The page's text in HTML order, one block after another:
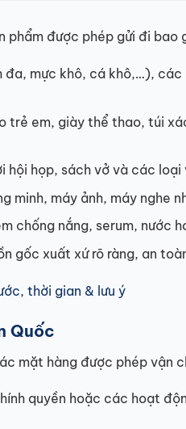
phẩm được phép gửi đi bao
mực khô, cá khô,…),
trẻ em, giày thể thao, túi
họp, sách vở và các loại
minh, máy ảnh, máy nghe
chống nắng, serum, nước
gốc xuất xứ rõ ràng, an
thời gian & lưu ý
Quốc
mặt hàng được phép vận
quyền hoặc các hoạt